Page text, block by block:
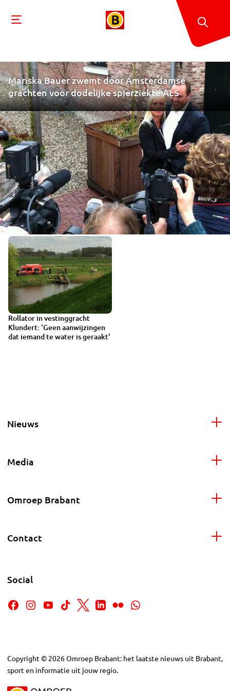
Mariska Bauer zwemt door Amsterdamse
grachten voor dodelijke spierziekte ALS
Rollator in vestinggracht
Klundert: 'Geen aanwijzingen
dat iemand te water is geraakt'
Nieuws
Media
Omroep Brabant
Contact
Social
Copyright © 2026Omroep Brabant: het laatste nieuws uit Brabant,
sport en informatie uit jouw regio.